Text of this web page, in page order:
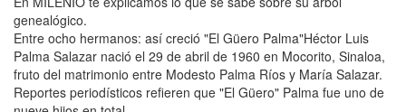
genealógico.
Entre ocho hermanos: así creció "El Güero Palma"Héctor Luis
Palma Salazar nació el 29 de abril de 1960 en Mocorito, Sinaloa,
fruto del matrimonio entre Modesto Palma Ríos y María Salazar.
Reportes periodísticos refieren que "El Güero" Palma fue uno de